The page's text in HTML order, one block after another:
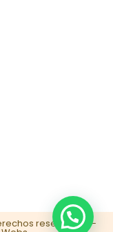
reservados –